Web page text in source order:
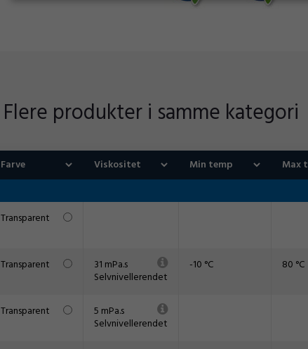
Flere produkter i samme kategori
Transparent
Transparent 31 mPa.s
Selvnivellerendet
-10 °C 80 °C
Transparent 5 mPa.s
Selvnivellerendet